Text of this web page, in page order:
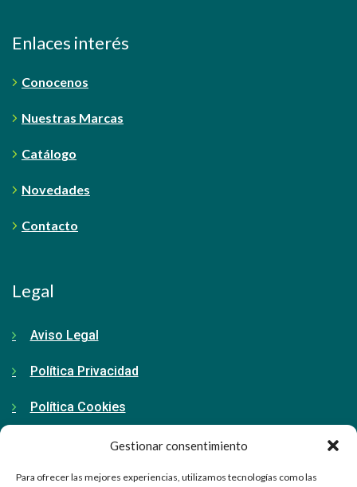
Gestionar consentimiento
Para ofrecer las mejores experiencias, utilizamos tecnologías como las
Enlaces interés
Conocenos
Nuestras Marcas
Catálogo
Novedades
Contacto
Legal
Aviso Legal
Política Privacidad
Política Cookies
Contacto